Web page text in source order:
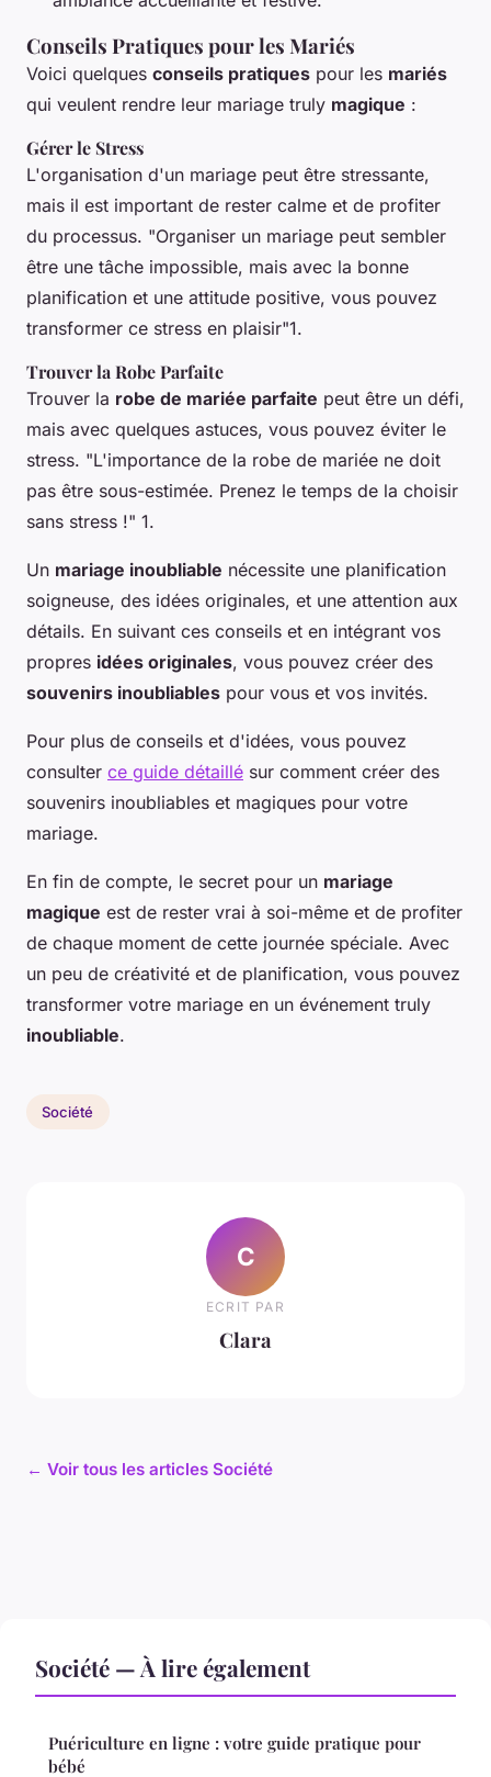
Conseils Pratiques pour les Mariés
Voici quelques conseils pratiques pour les mariés
qui veulent rendre leur mariage truly magique :
Gérer le Stress
L'organisation d'un mariage peut être stressante,
mais il est important de rester calme et de profiter
du processus. "Organiser un mariage peut sembler
être une tâche impossible, mais avec la bonne
planification et une attitude positive, vous pouvez
transformer ce stress en plaisir"1.
Trouver la Robe Parfaite
Trouver la robe de mariée parfaite peut être un défi,
mais avec quelques astuces, vous pouvez éviter le
stress. "L'importance de la robe de mariée ne doit
pas être sous-estimée. Prenez le temps de la choisir
sans stress !" 1.
Un mariage inoubliable nécessite une planification
soigneuse, des idées originales, et une attention aux
détails. En suivant ces conseils et en intégrant vos
propres idées originales, vous pouvez créer des
souvenirs inoubliables pour vous et vos invités.
Pour plus de conseils et d'idées, vous pouvez
consulter ce guide détaillé sur comment créer des
souvenirs inoubliables et magiques pour votre
mariage.
En fin de compte, le secret pour un mariage
magique est de rester vrai à soi-même et de profiter
de chaque moment de cette journée spéciale. Avec
un peu de créativité et de planification, vous pouvez
transformer votre mariage en un événement truly
inoubliable.
Société
C
ECRIT PAR
Clara
← Voir tous les articles Société
Société — À lire également
Puériculture en ligne : votre guide pratique pour
bébé